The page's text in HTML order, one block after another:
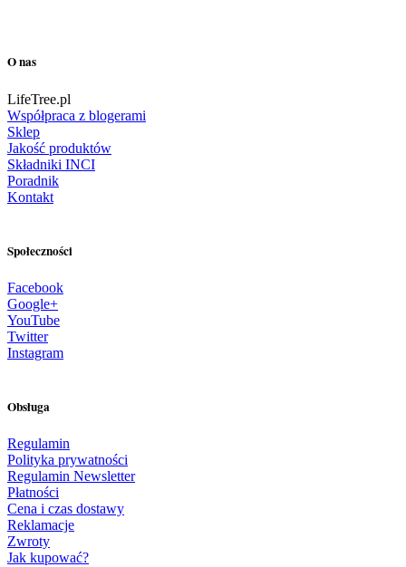
O nas
LifeTree.pl
Współpraca z blogerami
Sklep
Jakość produktów
Składniki INCI
Poradnik
Kontakt
Społeczności
Facebook
Google+
YouTube
Twitter
Instagram
Obsługa
Regulamin
Polityka prywatności
Regulamin Newsletter
Płatności
Cena i czas dostawy
Reklamacje
Zwroty
Jak kupować?